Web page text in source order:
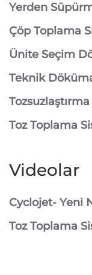
⁠Yerden
⁠Çöp Toplama
Ünite Seçim
Teknik
Toz Toplama
Videolar
Cyclojet- Yeni
Toz Toplama